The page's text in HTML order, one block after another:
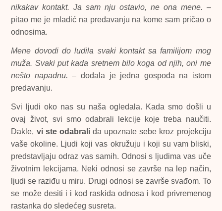
nikakav kontakt. Ja sam nju ostavio, ne ona mene. –
pitao me je mladić na predavanju na kome sam pričao o
odnosima.
Mene dovodi do ludila svaki kontakt sa familijom mog
muža. Svaki put kada sretnem bilo koga od njih, oni me
nešto napadnu. – dodala je jedna gospođa na istom
predavanju.
Svi ljudi oko nas su naša ogledala. Kada smo došli u
ovaj život, svi smo odabrali lekcije koje treba naučiti.
Dakle, vi ste odabralida upoznate sebe kroz projekciju
vaše okoline. Ljudi koji vas okružuju i koji su vam bliski,
predstavljaju odraz vas samih. Odnosi s ljudima vas uče
životnim lekcijama. Neki odnosi se završe na lep način,
ljudi se raziđu u miru. Drugi odnosi se završe svađom. To
se može desiti i i kod raskida odnosa i kod privremenog
rastanka do sledećeg susreta.